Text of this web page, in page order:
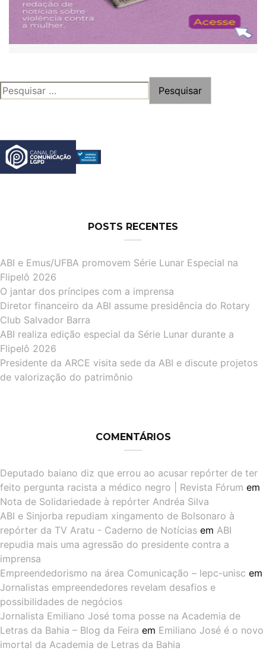
PESQUISAR
POR:
POSTS RECENTES
ABI e Emus/UFBA promovem Série Lunar Especial na
Flipelô 2026
O jantar dos príncipes com a imprensa
Diretor financeiro da ABI assume presidência do Rotary
Club Salvador Barra
ABI realiza edição especial da Série Lunar durante a
Flipelô 2026
Presidente da ARCE visita sede da ABI e discute projetos
de valorização do patrimônio
COMENTÁRIOS
Deputado baiano diz que errou ao acusar repórter de ter
feito pergunta racista a médico negro | Revista Fórum em
Nota de Solidariedade à repórter Andréa Silva
ABI e Sinjorba repudiam xingamento de Bolsonaro à
repórter da TV Aratu - Caderno de Notícias em ABI
repudia mais uma agressão do presidente contra a
imprensa
Empreendedorismo na área Comunicação – lepc-unisc em
Jornalistas empreendedores revelam desafios e
possibilidades de negócios
Jornalista Emiliano José toma posse na Academia de
Letras da Bahia – Blog da Feira em Emiliano José é o novo
imortal da Academia de Letras da Bahia